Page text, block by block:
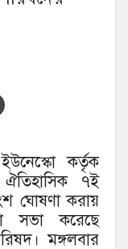
কর্তৃক
৭ই
ঘোষণা করায়
সভা করেছে
মঙ্গলবার